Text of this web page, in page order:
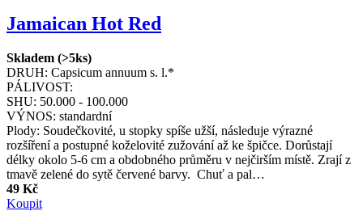
Jamaican Hot Red
Skladem (>5ks)
DRUH: Capsicum annuum s. l.*
PÁLIVOST:
SHU: 50.000 - 100.000
VÝNOS: standardní
Plody: Soudečkovité, u stopky spíše užší, následuje výrazné
rozšíření a postupné koželovité zužování až ke špičce. Dorůstají
délky okolo 5-6 cm a obdobného průměru v nejčirším místě. Zrají z
tmavě zelené do sytě červené barvy. Chuť a pal…
49 Kč
Koupit